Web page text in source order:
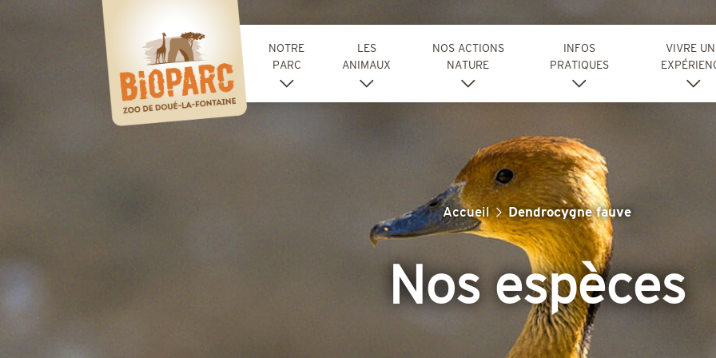
NOTRE
PARC
LES
ANIMAUX
NOS ACTIONS
NATURE
INFOS
PRATIQUES
VIVRE
Accueil Dendrocygne fauve
Nos espèces
Panneau de gestion des cookies